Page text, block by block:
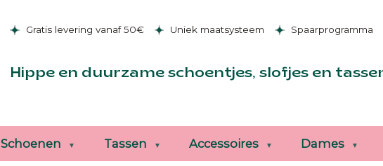
Gratis levering vanaf 50€ Uniek maatsysteem Spaarprogramma
Hippe en duurzame schoentjes, slofjes en
Schoenen Tassen Accessoires Dames